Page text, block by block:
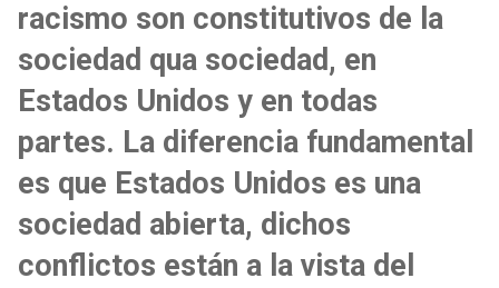
racismo son constitutivos de la
sociedad qua sociedad, en
Estados Unidos y en todas
partes. La diferencia fundamental
es que Estados Unidos es una
sociedad abierta, dichos
conflictos están a la vista del